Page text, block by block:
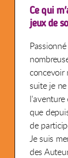
Ce qui
jeux de
concevoir
suite je
l'aventure
que
de
Je suis
des